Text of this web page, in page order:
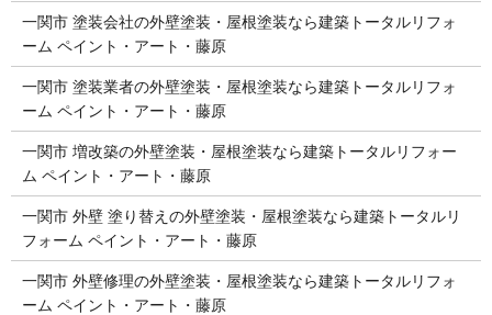
一関市 塗装会社の外壁塗装・屋根塗装なら建築トータルリフォ
ーム ペイント・アート・藤原
一関市 塗装業者の外壁塗装・屋根塗装なら建築トータルリフォ
ーム ペイント・アート・藤原
一関市 増改築の外壁塗装・屋根塗装なら建築トータルリフォー
ム ペイント・アート・藤原
一関市 外壁 塗り替えの外壁塗装・屋根塗装なら建築トータルリ
フォーム ペイント・アート・藤原
一関市 外壁修理の外壁塗装・屋根塗装なら建築トータルリフォ
ーム ペイント・アート・藤原